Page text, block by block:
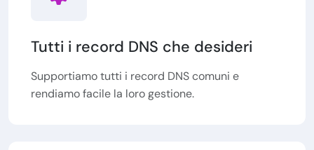
Tutti i record DNS che desideri
Supportiamo tutti i record DNS comuni e
rendiamo facile la loro gestione.